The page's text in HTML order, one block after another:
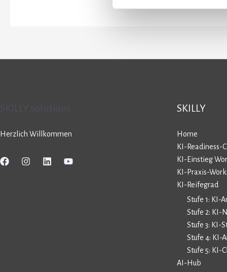
Herzlich Willkommen
SKILLY
Home
KI-Readiness-
KI-Einstieg
KI-Praxis-
KI-Reifegrad
Stufe 1: KI-
Stufe 2: KI-
Stufe 3: KI-
Stufe 4: KI-
Stufe 5: KI-
AI-Hub